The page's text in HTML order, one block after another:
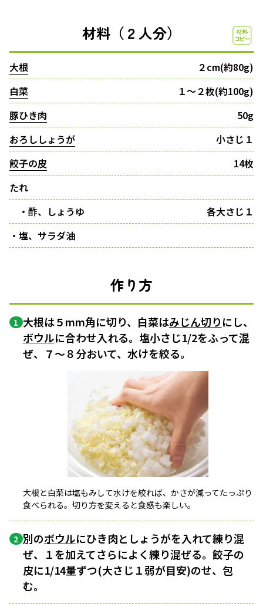
材料（２人分）
大根
２cm(約80g)
白菜
１〜２枚(約100g)
豚ひき肉
50g
おろししょうが
小さじ１
餃子の皮
14枚
たれ
・酢、しょうゆ
各大さじ１
・塩、サラダ油
作り方
1 大根は５mm角に切り、白菜はみじん切りにし、
ボウルに合わせ入れる。塩小さじ1/2をふって混
ぜ、７〜８分おいて、水けを絞る。
大根と白菜は塩もみして水けを絞れば、かさが減ってたっぷり
食べられる。切り方を変えると食感も楽しい。
2 別のボウルにひき肉としょうがを入れて練り混
ぜ、１を加えてさらによく練り混ぜる。餃子の
皮に1/14量ずつ(大さじ１弱が目安)のせ、包
む。